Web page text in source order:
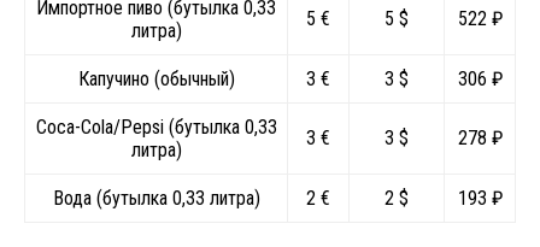
Импортное пиво (бутылка 0,33
литра)
5 € 5 $ 522 ₽
Капучино (обычный) 3 € 3 $ 306 ₽
Coca-Cola/Pepsi (бутылка 0,33
литра)
3 € 3 $ 278 ₽
Вода (бутылка 0,33 литра) 2 € 2 $ 193 ₽